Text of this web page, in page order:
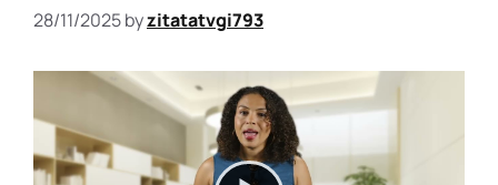
28/11/2025byzitatatvgi793